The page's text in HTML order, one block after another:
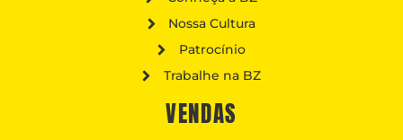
Nossa Cultura
Patrocínio
Trabalhe na BZ
VENDAS